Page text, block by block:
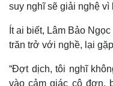
suy nghĩ sẽ giải nghệ
Ít ai biết, Lâm Bảo
trăn trở với nghề, lại
“Đợt dịch, tôi nghĩ
vào cảm giác cô đơn,